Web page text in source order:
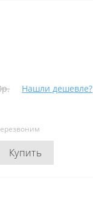
Нашли дешевле?
Купить